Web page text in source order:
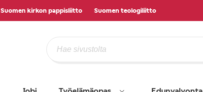
Suomen kirkon pappisliitto Suomen teologiliitto
Jobi Työelämäopas Edunvalvonta